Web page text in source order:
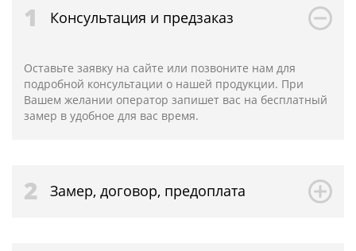
1 Консультация и предзаказ
Оставьте заявку на сайте или позвоните нам для
подробной консультации о нашей продукции. При
Вашем желании оператор запишет вас на бесплатный
замер в удобное для вас время.
2 Замер, договор, предоплата